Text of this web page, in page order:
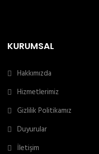
KURUMSAL
Hakkımızda
Hizmetlerimiz
Gizlilik Politikamız
Duyurular
İletişim